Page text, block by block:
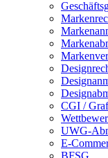
CGI /
UWG-
E-
BFSG